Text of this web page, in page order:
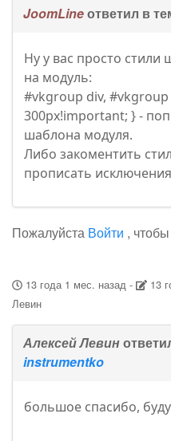
JoomLineответил в
Ну у вас просто
на модуль:
#vkgroup div,
300px!important; } -
шаблона модуля.
Либо закоментить
прописать
Пожалуйста Войти ,
13 года 1 мес. назад- 13
Левин
Алексей Левин
instrumentko
большое спасибо,